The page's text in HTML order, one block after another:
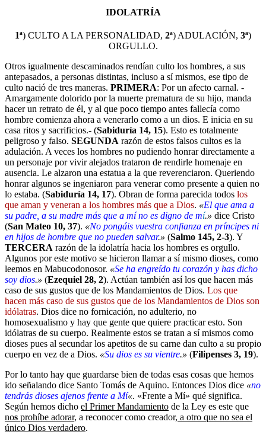
IDOLATRÍA
1ª) CULTO A LA PERSONALIDAD, 2ª) ADULACIÓN, 3ª)
ORGULLO.
Otros igualmente descaminados rendían culto los hombres, a sus
antepasados, a personas distintas, incluso a sí mismos, ese tipo de
culto nació de tres maneras. PRIMERA: Por un afecto carnal. -
Amargamente dolorido por la muerte prematura de su hijo, manda
hacer un retrato de él, y al que poco tiempo antes fallecía como
hombre comienza ahora a venerarlo como a un dios. E inicia en su
casa ritos y sacrificios.- (Sabiduría 14, 15). Esto es totalmente
peligroso y falso. SEGUNDA razón de estos falsos cultos es la
adulación. A veces los hombres no pudiendo honrar directamente a
un personaje por vivir alejados trataron de rendirle homenaje en
ausencia. Le alzaron una estatua a la que reverenciaron. Queriendo
honrar algunos se ingeniaron para venerar como presente a quien no
lo estaba. (Sabiduría 14, 17). Obran de forma parecida todos los
que aman y veneran a los hombres más que a Dios. «El que ama a
su padre, a su madre más que a mí no es digno de mí.» dice Cristo
(San Mateo 10, 37). «No pongáis vuestra confianza en príncipes ni
en hijos de hombre que no pueden salvar.» (Salmo 145, 2-3). Y
TERCERA razón de la idolatría hacia los hombres es orgullo.
Algunos por este motivo se hicieron llamar a sí mismo dioses, como
leemos en Mabucodonosor. «Se ha engreído tu corazón y has dicho
soy dios.» (Ezequiel 28, 2). Actúan también así los que hacen más
caso de sus gustos que de los Mandamientos de Dios. Los que
hacen más caso de sus gustos que de los Mandamientos de Dios son
idólatras. Dios dice no fornicación, no adulterio, no
homosexualismo y hay que gente que quiere practicar esto. Son
idólatras de su cuerpo. Realmente estos se tratan a sí mismos como
dioses pues al secundar los apetitos de su carne dan culto a su propio
cuerpo en vez de a Dios. «Su dios es su vientre.» (Filipenses 3, 19).
Por lo tanto hay que guardarse bien de todas esas cosas que hemos
ido señalando dice Santo Tomás de Aquino. Entonces Dios dice «no
tendrás dioses ajenos frente a Mí«. «Frente a Mí» qué significa.
Según hemos dicho el Primer Mandamiento de la Ley es este que
nos prohíbe adorar, a reconocer como creador, a otro que no sea el
único Dios verdadero.